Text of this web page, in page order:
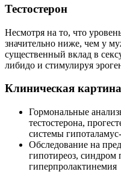
Тестостерон
Несмотря на то, что
значительно ниже, чем у
существенный вклад в
либидо и стимулируя
Клиническая
Гормональные
тестостерона,
системы
Обследование на
гипотиреоз, синдром
гиперпролактинемия